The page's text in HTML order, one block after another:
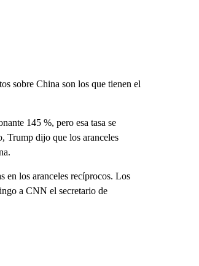
sobre China son los que tienen el
145 %, pero esa tasa se
Trump dijo que los aranceles
en los aranceles recíprocos. Los
a CNN el secretario de